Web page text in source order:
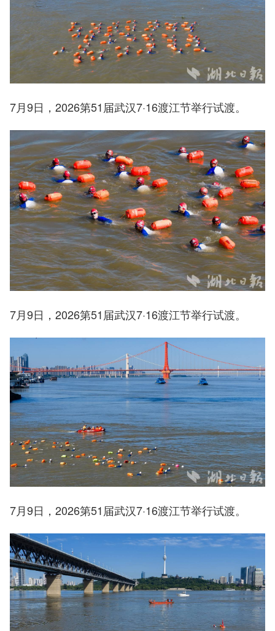
7月9日，2026第51届武汉7·16渡江节举行试渡。
7月9日，2026第51届武汉7·16渡江节举行试渡。
7月9日，2026第51届武汉7·16渡江节举行试渡。